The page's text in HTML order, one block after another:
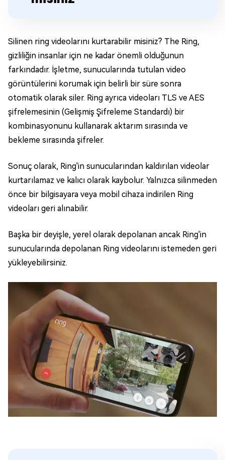
Silinen ring videolarını kurtarabilir misiniz? The Ring,
gizliliğin insanlar için ne kadar önemli olduğunun
farkındadır. İşletme, sunucularında tutulan video
görüntülerini korumak için belirli bir süre sonra
otomatik olarak siler. Ring ayrıca videoları TLS ve AES
şifrelemesinin (Gelişmiş Şifreleme Standardı) bir
kombinasyonunu kullanarak aktarım sırasında ve
bekleme sırasında şifreler.
Sonuç olarak, Ring'in sunucularından kaldırılan videolar
kurtarılamaz ve kalıcı olarak kaybolur. Yalnızca silinmeden
önce bir bilgisayara veya mobil cihaza indirilen Ring
videoları geri alınabilir.
Başka bir deyişle, yerel olarak depolanan ancak Ring'in
sunucularında depolanan Ring videolarını istemeden geri
yükleyebilirsiniz.